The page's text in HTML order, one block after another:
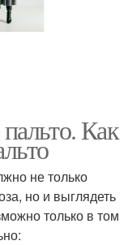
Как
не только
но и выглядеть
только в том